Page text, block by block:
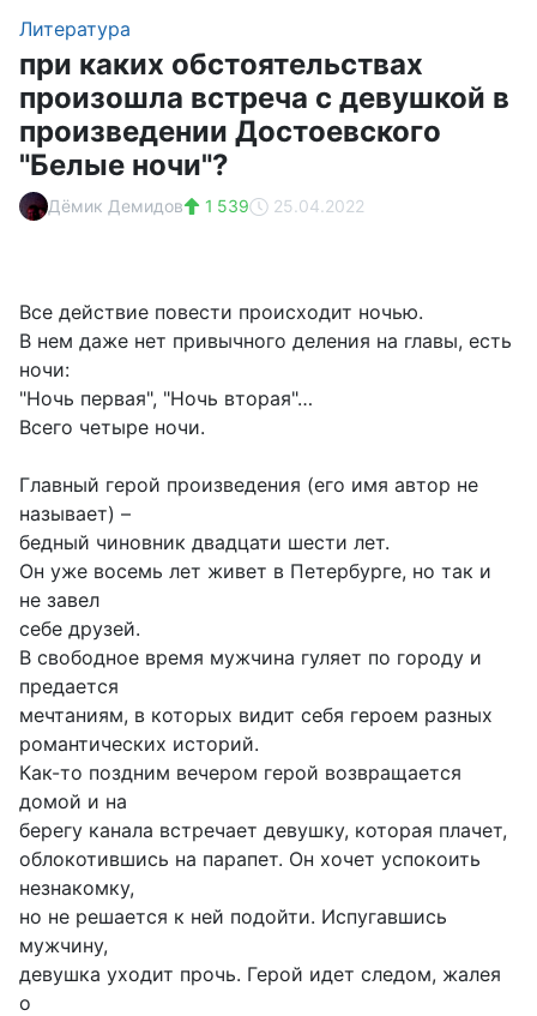
Литература
при каких обстоятельствах
произошла встреча с девушкой в
произведении Достоевского
"Белые ночи"?
Дёмик Демидов 1 539 25.04.2022
Все действие повести происходит ночью.
В нем даже нет привычного деления на главы, есть
ночи:
"Ночь первая", "Ночь вторая"…
Всего четыре ночи.
Главный герой произведения (его имя автор не
называет) –
бедный чиновник двадцати шести лет.
Он уже восемь лет живет в Петербурге, но так и
не завел
себе друзей.
В свободное время мужчина гуляет по городу и
предается
мечтаниям, в которых видит себя героем разных
романтических историй.
Как-то поздним вечером герой возвращается
домой и на
берегу канала встречает девушку, которая плачет,
облокотившись на парапет. Он хочет успокоить
незнакомку,
но не решается к ней подойти. Испугавшись
мужчину,
девушка уходит прочь. Герой идет следом, жалея
о